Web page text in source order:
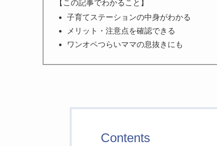
【この記事でわかること】
子育てステーションの中身がわかる
メリット・注意点を確認できる
ワンオペつらいママの息抜きにも
Contents